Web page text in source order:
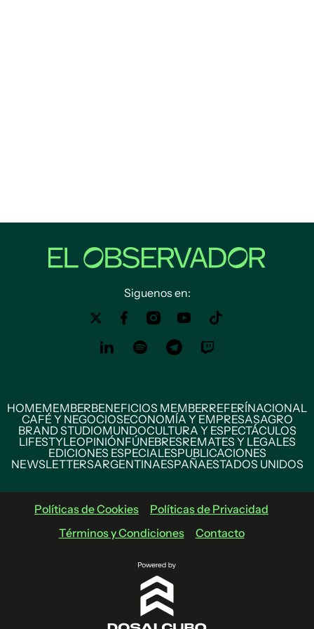
Siguenos en:
HOMEMEMBERBENEFICIOS MEMBERREFERÍNACIONAL
CAFÉ Y NEGOCIOSECONOMÍA Y EMPRESASAGRO
BRAND STUDIOMUNDOCULTURA Y ESPECTÁCULOS
LIFESTYLEOPINIÓNFÚNEBRESREMATES Y LEGALES
EDICIONES ESPECIALESPUBLICACIONES
NEWSLETTERSARGENTINAESPAÑAESTADOS UNIDOS
Políticas de Cookies
Políticas de Privacidad
Términos y Condiciones
Contacto